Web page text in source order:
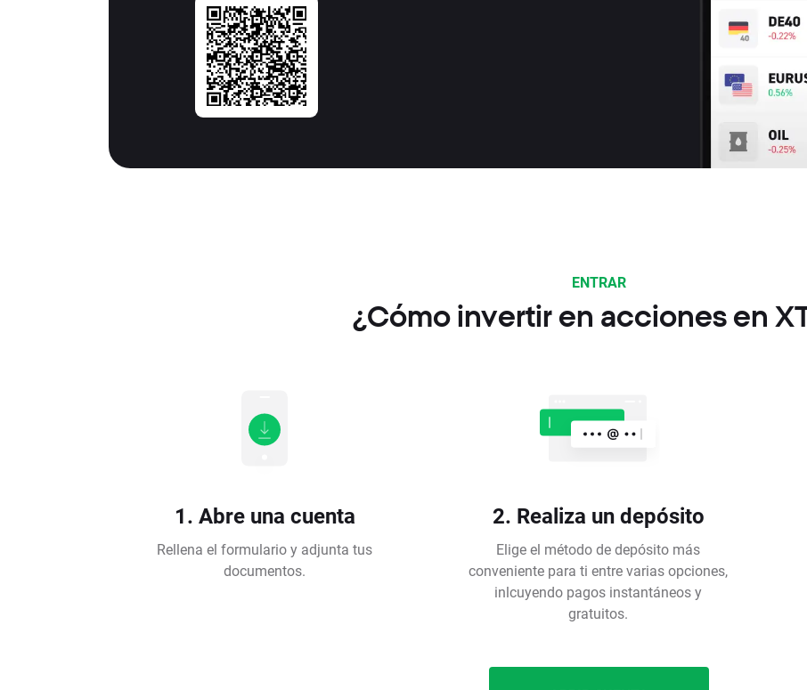
ENTRAR
¿Cómo invertir en acciones en
1. Abre una cuenta
Rellena el formulario y adjunta tus
documentos.
2. Realiza un depósito
Elige el método de depósito más
conveniente para ti entre varias opciones,
inlcuyendo pagos instantáneos y
gratuitos.